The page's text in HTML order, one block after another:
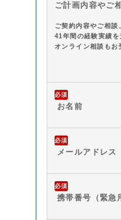
ご計画内容やご
ご契約内容やご相
41年間の経験実績を
オンライン相談もお
必須
お名前
必須
メールアドレス
必須
携帯番号（緊急